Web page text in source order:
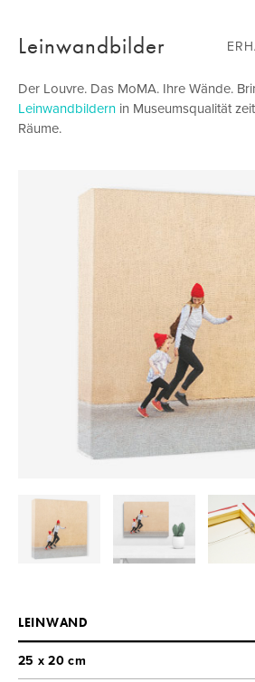
Leinwandbilder
Der Louvre. Das MoMA. Ihre Wände.
Leinwandbildern in Museumsqualität
Räume.
LEINWAND
25 x 20 cm